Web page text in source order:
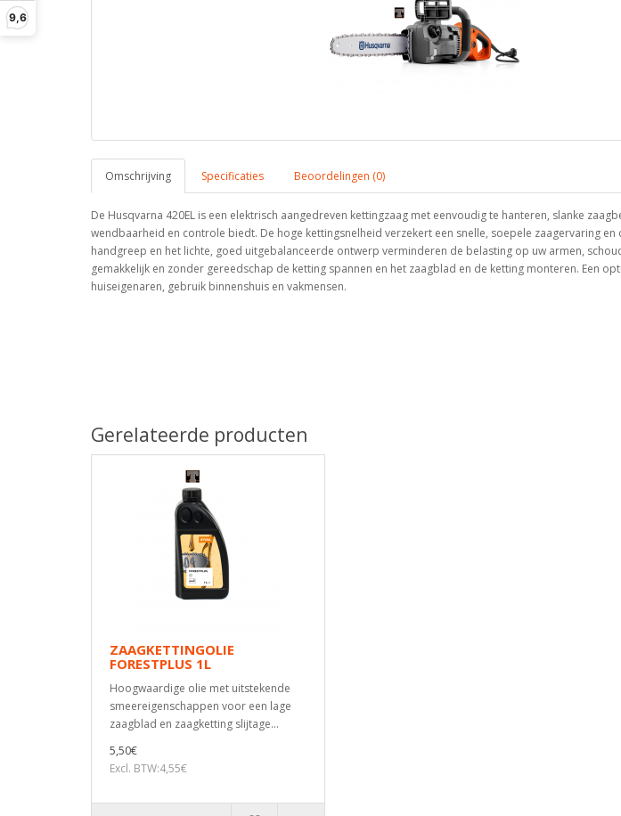
9,6
Omschrijving Specificaties Beoordelingen (0)
De Husqvarna 420EL is een elektrisch aangedreven kettingzaag met eenvoudig te hanteren, slanke
wendbaarheid en controle biedt. De hoge kettingsnelheid verzekert een snelle, soepele zaagervaring en
handgreep en het lichte, goed uitgebalanceerde ontwerp verminderen de belasting op uw armen,
gemakkelijk en zonder gereedschap de ketting spannen en het zaagblad en de ketting monteren. Een
huiseigenaren, gebruik binnenshuis en vakmensen.
Gerelateerde producten
ZAAGKETTINGOLIE
FORESTPLUS 1L
Hoogwaardige olie met uitstekende
smeereigenschappen voor een lage
zaagblad en zaagketting slijtage...
5,50€
Excl. BTW:4,55€